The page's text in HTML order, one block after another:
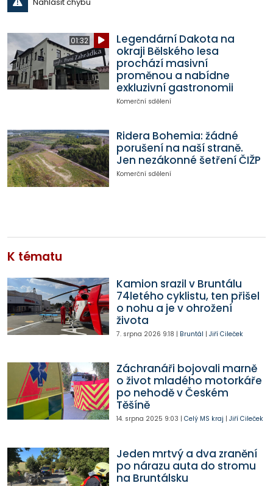
01:32
Legendární Dakota na
okraji Bělského lesa
prochází masivní
proměnou a nabídne
exkluzivní gastronomii
Komerční sdělení
Ridera Bohemia: žádné
porušení na naší straně.
Jen nezákonné šetření ČIŽP
Komerční sdělení
K tématu
Kamion srazil v Bruntálu
74letého cyklistu, ten přišel
o nohu a je v ohrožení
života
7. srpna 2026 9:18 | Bruntál | Jiří Cileček
Záchranáři bojovali marně
o život mladého motorkáře
po nehodě v Českém
Těšíně
14. srpna 2025 9:03 | Celý MS kraj | Jiří Cileček
Jeden mrtvý a dva zranění
po nárazu auta do stromu
na Bruntálsku